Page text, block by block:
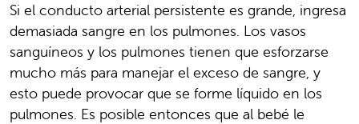
Si el conducto arterial persistente es grande, ingresa
demasiada sangre en los pulmones. Los vasos
sanguíneos y los pulmones tienen que esforzarse
mucho más para manejar el exceso de sangre, y
esto puede provocar que se forme líquido en los
pulmones. Es posible entonces que al bebé le